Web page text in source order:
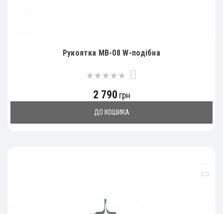
Рукоятка МВ-08 W-подібна
2 790 грн
ДО КОШИКА